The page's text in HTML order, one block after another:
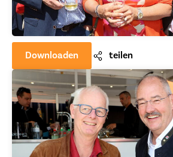
Downloaden teilen